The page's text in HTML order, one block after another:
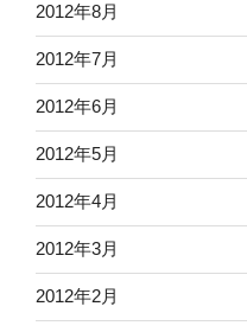
2012年8月
2012年7月
2012年6月
2012年5月
2012年4月
2012年3月
2012年2月